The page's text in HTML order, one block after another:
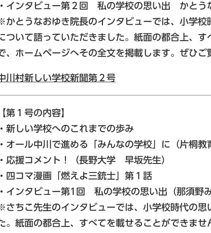
・インタビュー第２回 私の学校の思い出 かとう
かとうなおゆき院長のインタビューでは、小学
ついて語っていただきました。紙面の都合上、
、ホームページへその全文を掲載します。ぜひご
川村新しい学校新聞第２号
【第１号の内容】
・新しい学校へのこれまでの歩み
・オール中川で進める「みんなの学校」に（片桐教
・応援コメント！（長野大学 早坂先生）
・四コマ漫画「燃えよ三銃士」第１話
・インタビュー第1回 私の学校の思い出（那須野
さちこ先生のインタビューでは、小学校時代の思
。紙面の都合上、すべてを載せることができま